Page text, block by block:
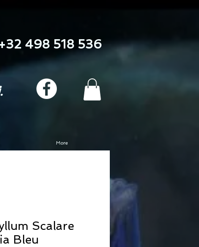
498 518 536
More
Scalare
Bleu